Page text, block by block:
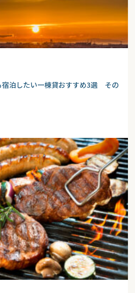
宿泊したい一棟貸おすすめ3選 その